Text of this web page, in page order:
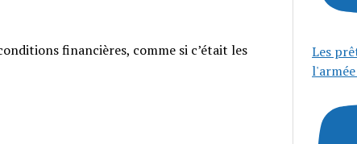
financières, comme si c’était les
Les
l'armée